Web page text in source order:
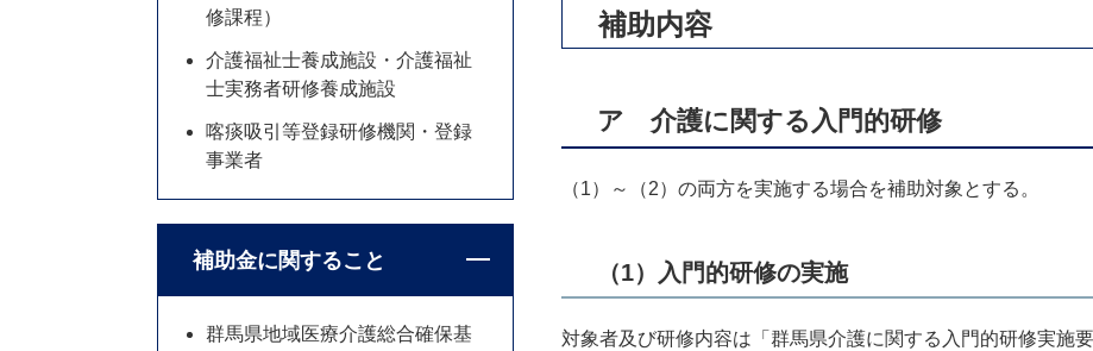
補助内容
ア 介護に関する入門的研修
（1）～（2）の両方を実施する場合を補助対象とする。
（1）入門的研修の実施
対象者及び研修内容は「群馬県介護に関する入門的研修実施
修課程）
介護福祉士養成施設・介護福祉
士実務者研修養成施設
喀痰吸引等登録研修機関・登録
事業者
補助金に関すること
群馬県地域医療介護総合確保基